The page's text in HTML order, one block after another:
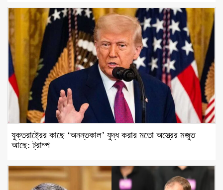
যুক্তরাষ্ট্রের কাছে ‘অনন্তকাল’ যুদ্ধ করার মতো অস্ত্রের মজুত
আছে: ট্রাম্প